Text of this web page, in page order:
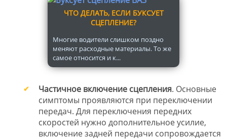
ЧТО ДЕЛАТЬ, ЕСЛИ БУКСУЕТ
СЦЕПЛЕНИЕ?
Многие водители слишком поздно
меняют расходные материалы. То же
самое относится и к...
Частичное включение сцепления. Основные
симптомы проявляются при переключении
передач. Для переключения передних
скоростей нужно дополнительное усилие,
включение задней передачи сопровождается